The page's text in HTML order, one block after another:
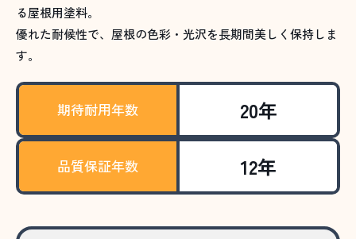
る屋根用塗料。
優れた耐候性で、屋根の色彩・光沢を長期間美しく保持しま
す。
期待耐用年数 20年
品質保証年数 12年